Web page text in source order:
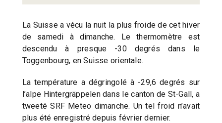
La Suisse a vécu la nuit la plus froide de cet hiver
de samedi à dimanche. Le thermomètre est
descendu à presque -30 degrés dans le
Toggenbourg, en Suisse orientale.
La température a dégringolé à -29,6 degrés sur
l’alpe Hintergräppelen dans le canton de St-Gall, a
tweeté SRF Meteo dimanche. Un tel froid n’avait
plus été enregistré depuis février dernier.